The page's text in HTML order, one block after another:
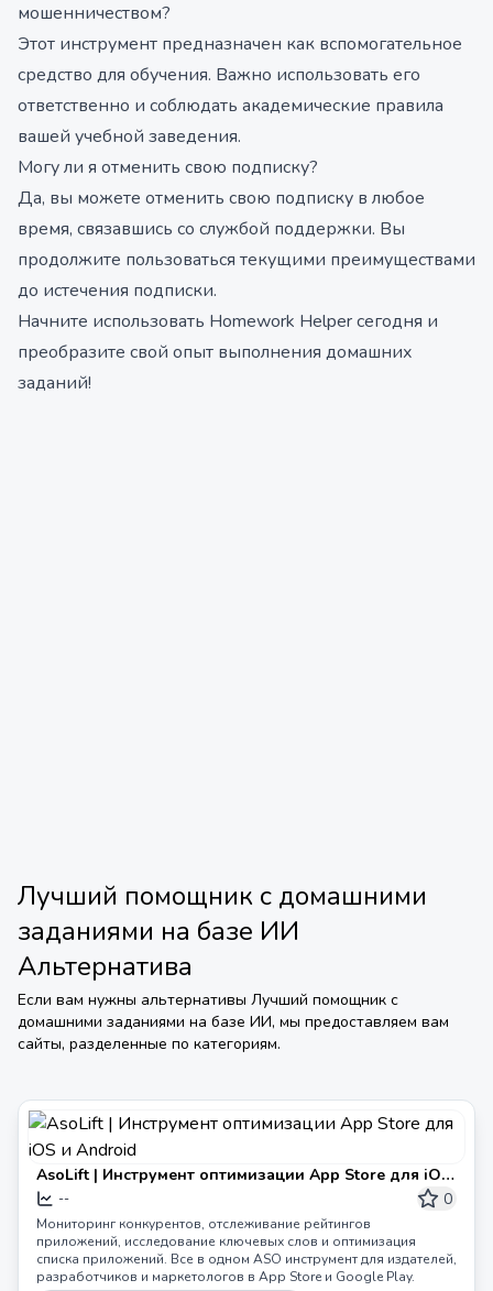
мошенничеством?
Этот инструмент предназначен как вспомогательное
средство для обучения. Важно использовать его
ответственно и соблюдать академические правила
вашей учебной заведения.
Могу ли я отменить свою подписку?
Да, вы можете отменить свою подписку в любое
время, связавшись со службой поддержки. Вы
продолжите пользоваться текущими преимуществами
до истечения подписки.
Начните использовать Homework Helper сегодня и
преобразите свой опыт выполнения домашних
заданий!
Лучший помощник с домашними
заданиями на базе ИИ
Альтернатива
Если вам нужны альтернативы Лучший помощник с
домашними заданиями на базе ИИ, мы предоставляем вам
сайты, разделенные по категориям.
AsoLift | Инструмент оптимизации App Store для iOS
и Android
-- 0
Мониторинг конкурентов, отслеживание рейтингов
приложений, исследование ключевых слов и оптимизация
списка приложений. Все в одном ASO инструмент для издателей,
разработчиков и маркетологов в App Store и Google Play.